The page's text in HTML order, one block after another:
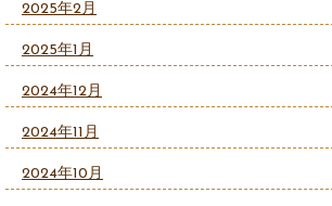
2025年2月
2025年1月
2024年12月
2024年11月
2024年10月